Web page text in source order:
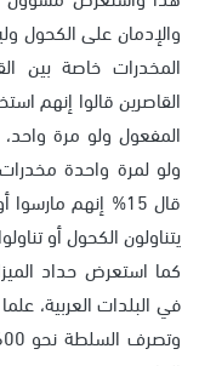
والإدمان على الكحول
القاصرين قالوا إنهم
ولو لمرة واحدة
يتناولون الكحول أو
كما استعرض حداد